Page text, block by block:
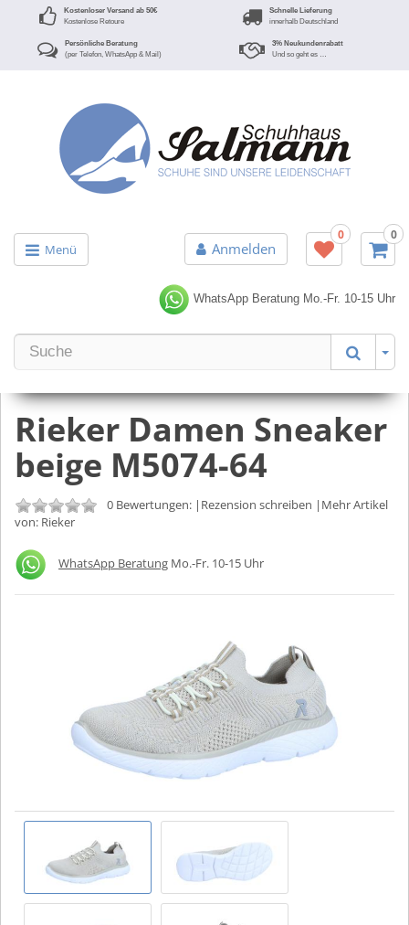
Kostenloser Versand ab 50€
Kostenlose Retoure
Schnelle Lieferung
innerhalb Deutschland
Persönliche Beratung
(per Telefon, WhatsApp & Mail)
3% Neukundenrabatt
Und so geht es …
Menü Anmelden
0 0
WhatsApp Beratung Mo.-Fr. 10-15 Uhr
Rieker Damen Sneaker
beige M5074-64
0 Bewertungen: | Rezension schreiben |Mehr Artikel
von: Rieker
WhatsApp Beratung Mo.-Fr. 10-15 Uhr